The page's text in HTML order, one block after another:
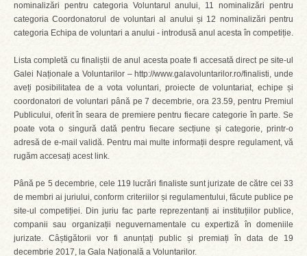
nominalizări pentru categoria Voluntarul anului, 11 nominalizări pentru
categoria Coordonatorul de voluntari al anului și 12 nominalizări pentru
categoria Echipa de voluntari a anului - introdusă anul acesta în competiție.
Lista completă cu finaliștii de anul acesta poate fi accesată direct pe site-ul
Galei Naționale a Voluntarilor – http://www.galavoluntarilor.ro/finalisti, unde
aveți posibilitatea de a vota voluntari, proiecte de voluntariat, echipe și
coordonatori de voluntari până pe 7 decembrie, ora 23.59, pentru Premiul
Publicului, oferit în seara de premiere pentru fiecare categorie în parte. Se
poate vota o singură dată pentru fiecare secțiune și categorie, printr-o
adresă de e-mail validă. Pentru mai multe informații despre regulament, vă
rugăm accesați acest link.
Până pe 5 decembrie, cele 119 lucrări finaliste sunt jurizate de către cei 33
de membri ai juriului, conform criteriilor și regulamentului, făcute publice pe
site-ul competiției. Din juriu fac parte reprezentanți ai instituțiilor publice,
companii sau organizații neguvernamentale cu expertiză în domeniile
jurizate. Câștigătorii vor fi anunțați public și premiați în data de 19
decembrie 2017, la Gala Națională a Voluntarilor.